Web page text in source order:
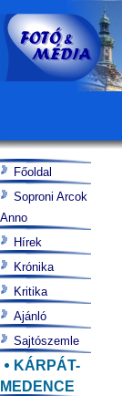
Főoldal
Soproni Arcok
Anno
Hírek
Krónika
Kritika
Ajánló
Sajtószemle
KÁRPÁT-
MEDENCE